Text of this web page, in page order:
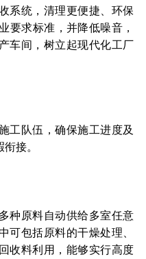
系统，清理更便捷、环保
要求标准，并降低噪音，
车间，树立起现代化工厂
工队伍，确保施工进度及
接。
种原料自动供给多室任意
可包括原料的干燥处理、
收料利用，能够实行高度